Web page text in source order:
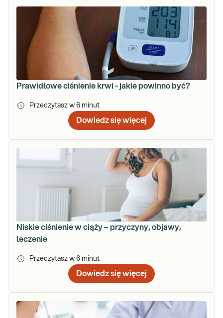
Prawidłowe ciśnienie krwi - jakie powinno być?
Przeczytasz w 6 minut
Dowiedz się więcej
Niskie ciśnienie w ciąży – przyczyny, objawy,
leczenie
Przeczytasz w 6 minut
Dowiedz się więcej